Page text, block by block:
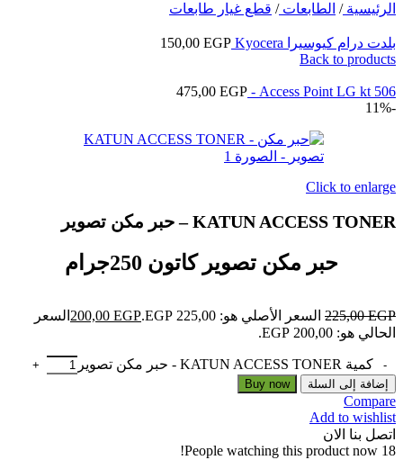
الرئيسية/ الطابعات/ قطع غيار طابعات
بلدت درام كيوسيرا Kyocera 150,00 EGP
Back to products
Access Point LG kt 506 -
475,00 EGP
-11%
Click to enlarge
KATUN ACCESS TONER – حبر مكن تصوير
حبر مكن تصوير كاتون 250جرام
225,00EGP السعر الأصلي هو: 225,00 EGP. 200,00 EGP
السعر
الحالي هو: 200,00 EGP.
كمية KATUN ACCESS TONER - حبر مكن تصوير
إضافة إلى السلة Buy now
Compare
Add to wishlist
اتصل بنا الان
18
People watching this product now!